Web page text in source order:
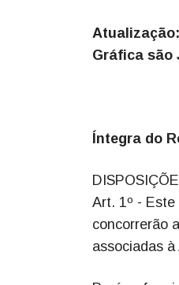
Gráfica são
Íntegra do
Art. 1º -
concorrerão
associadas